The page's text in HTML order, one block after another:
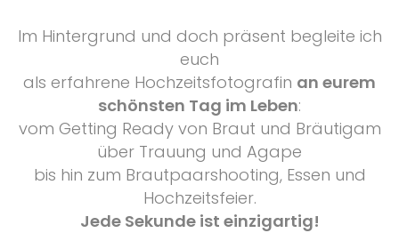
Im Hintergrund und doch präsent begleite ich
euch
als erfahrene Hochzeitsfotografin an eurem
schönsten Tag im Leben:
vom Getting Ready von Braut und Bräutigam
über Trauung und Agape
bis hin zum Brautpaarshooting, Essen und
Hochzeitsfeier.
Jede Sekunde ist einzigartig!